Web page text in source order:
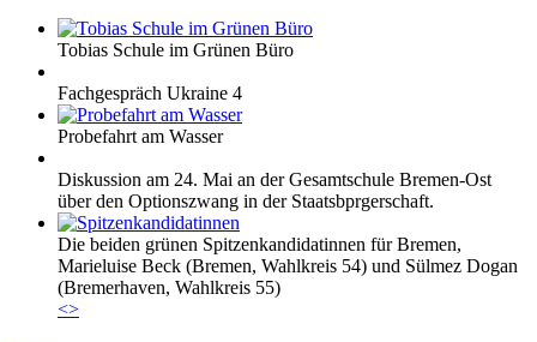
Tobias Schule im Grünen Büro
Fachgespräch Ukraine 4
Probefahrt am Wasser
Diskussion am 24. Mai an der Gesamtschule Bremen-Ost
über den Optionszwang in der Staatsbprgerschaft.
Die beiden grünen Spitzenkandidatinnen für Bremen,
Marieluise Beck (Bremen, Wahlkreis 54) und Sülmez Dogan
(Bremerhaven, Wahlkreis 55)
<>